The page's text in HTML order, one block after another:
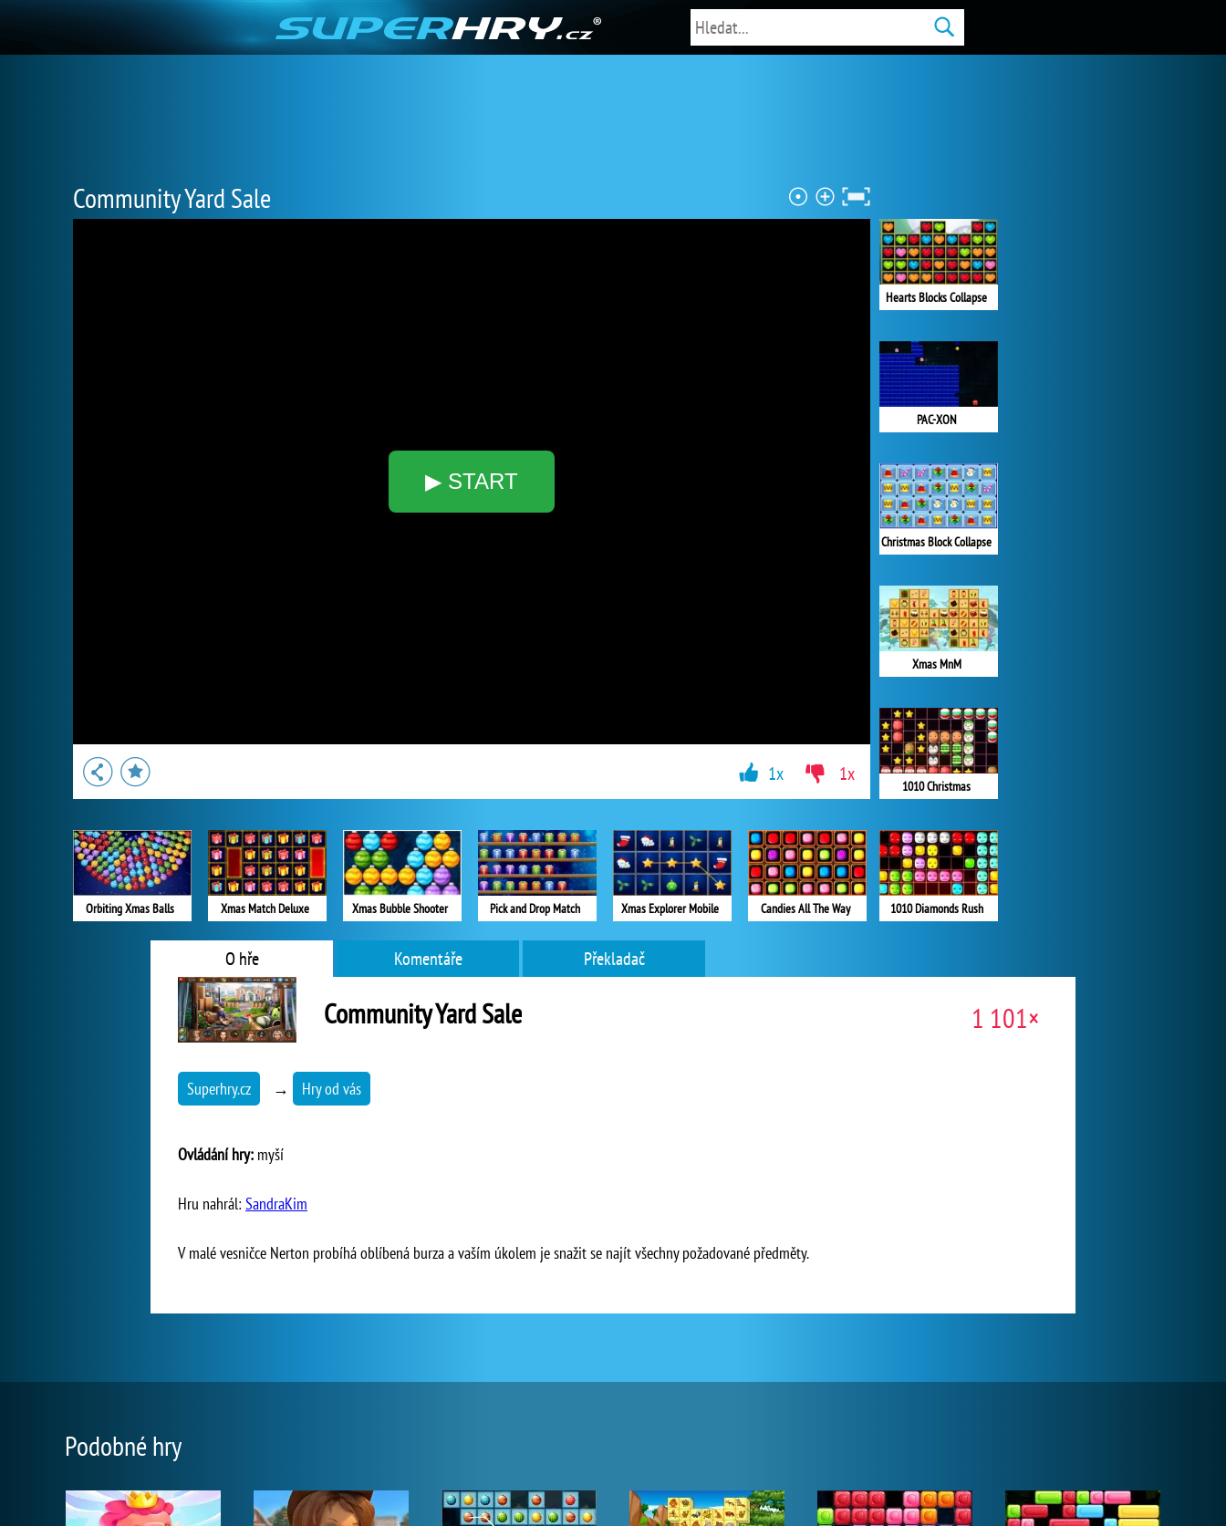
Community Yard Sale
▶ START
Hearts Blocks Collapse
PAC-XON
Christmas Block Collapse
Xmas MnM
1010 Christmas
1010 Diamonds Rush
Orbiting Xmas Balls Xmas Match Deluxe Xmas Bubble Shooter Pick and Drop Match Xmas Explorer Mobile Candies All The Way
1x 1x
O hře Komentáře Překladač
Community Yard Sale 1 101×
Superhry.cz → Hry od vás
Ovládání hry: myší
Hru nahrál: SandraKim
V malé vesničce Nerton probíhá oblíbená burza a vaším úkolem je snažit se najít všechny požadované předměty.
Podobné hry